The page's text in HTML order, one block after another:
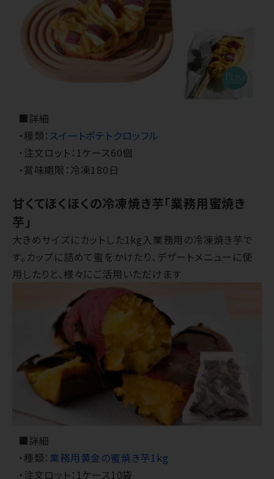
■詳細
・種類： スイートポテトクロッフル
・注文ロット：1ケース60個
・賞味期限：冷凍180日
甘くてほくほくの冷凍焼き芋「業務用蜜焼き
芋」
大きめサイズにカットした1kg入業務用の冷凍焼き芋で
す。カップに詰めて蜜をかけたり、デザートメニューに使
用したりと、様々にご活用いただけます
■詳細
・種類： 業務用黄金の蜜焼き芋1kg
・注文ロット：1ケース10袋